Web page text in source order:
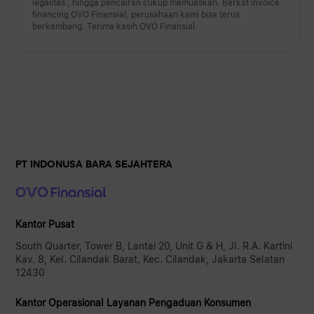
legalitas , hingga pencairan cukup memuaskan. Berkat invoice
financing OVO Finansial, perusahaan kami bisa terus
berkembang. Terima kasih OVO Finansial.
PT INDONUSA BARA SEJAHTERA
Kantor Pusat
South Quarter, Tower B, Lantai 20, Unit G & H, Jl. R.A. Kartini
Kav. 8, Kel. Cilandak Barat, Kec. Cilandak, Jakarta Selatan
12430
Kantor Operasional Layanan Pengaduan Konsumen